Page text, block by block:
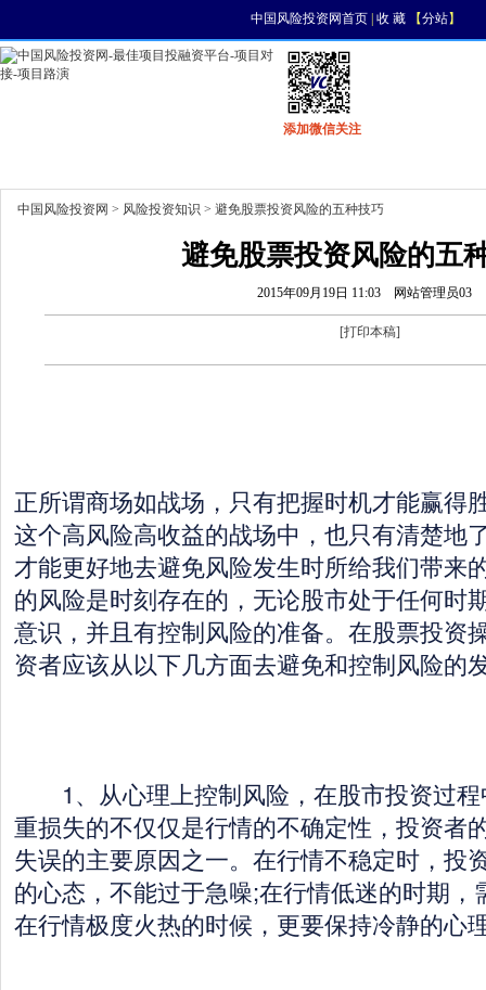
中国风险投资网首页| 收 藏【分站】
添加微信关注
中国风险投资网 > 风险投资知识 > 避免股票投资风险的五种技巧
避免股票投资风险的五
2015年09月19日 11:03 网站管理员03
[打印本稿]
正所谓商场如战场，只有把握时机才能赢得
这个高风险高收益的战场中，也只有清楚地
才能更好地去避免风险发生时所给我们带来
的风险是时刻存在的，无论股市处于任何时
意识，并且有控制风险的准备。在股票投资
资者应该从以下几方面去避免和控制风险的
1、从心理上控制风险，在股市投资过程
重损失的不仅仅是行情的不确定性，投资者
失误的主要原因之一。在行情不稳定时，投
的心态，不能过于急噪;在行情低迷的时期，
在行情极度火热的时候，更要保持冷静的心